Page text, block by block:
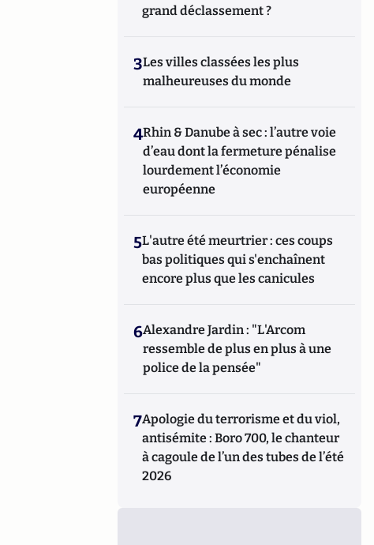
grand déclassement ?
3Les villes classées les plus
malheureuses du monde
4Rhin & Danube à sec : l’autre voie
d’eau dont la fermeture pénalise
lourdement l’économie
européenne
5L'autre été meurtrier : ces coups
bas politiques qui s'enchaînent
encore plus que les canicules
6Alexandre Jardin : "L'Arcom
ressemble de plus en plus à une
police de la pensée"
7Apologie du terrorisme et du viol,
antisémite : Boro 700, le chanteur
à cagoule de l’un des tubes de l’été
2026